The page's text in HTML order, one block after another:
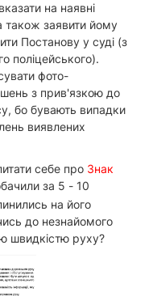
вказати на наявні
також заявити йому
Постанову у суді (з
поліцейського).
фото-
з прив'язкою до
бо бувають випадки
виявлених
себе про Знак
за 5 - 10
на його
до незнайомого
швидкістю руху?